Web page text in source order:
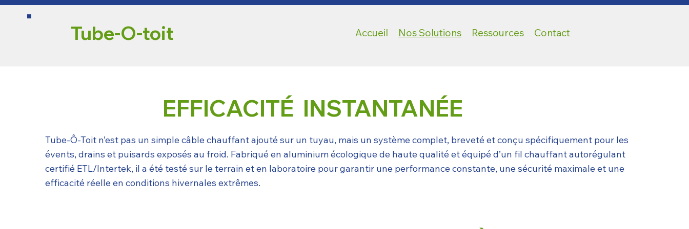
Tube-O-toit Accueil Nos Solutions Ressources Contact
EFFICACITÉ INSTANTANÉE
Tube‑Ô‑Toit n’est pas un simple câble chauffant ajouté sur un tuyau, mais un système complet, breveté et conçu spécifiquement pour les
évents, drains et puisards exposés au froid. Fabriqué en aluminium écologique de haute qualité et équipé d’un fil chauffant autorégulant
certifié ETL/Intertek, il a été testé sur le terrain et en laboratoire pour garantir une performance constante, une sécurité maximale et une
efficacité réelle en conditions hivernales extrêmes.